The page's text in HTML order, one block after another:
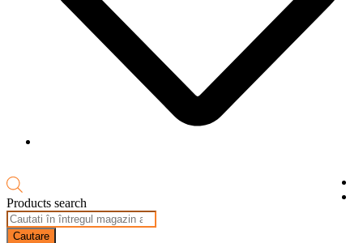
Products search
Cautare